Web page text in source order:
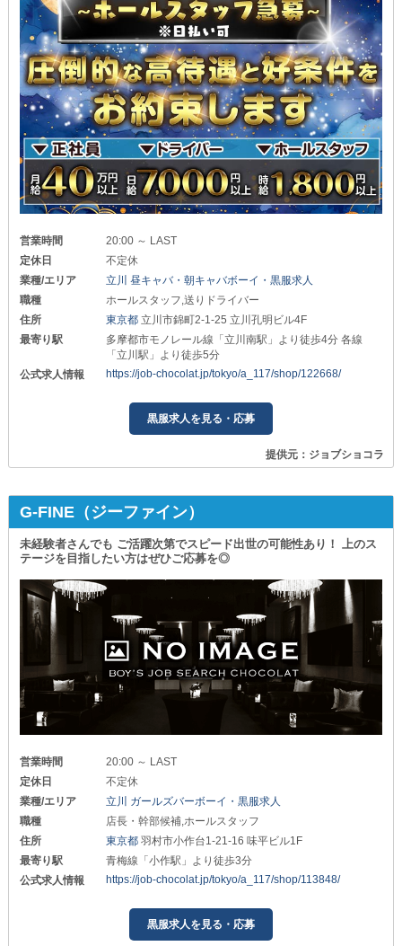
営業時間
20:00 ～ LAST
定休日
不定休
業種/エリア
立川 昼キャバ・朝キャバボーイ・黒服求人
職種
ホールスタッフ,送りドライバー
住所
東京都立川市錦町2-1-25 立川孔明ビル4F
最寄り駅
多摩都市モノレール線「立川南駅」より徒歩4分 各線
「立川駅」より徒歩5分
公式求人情報
https://job-chocolat.jp/tokyo/a_117/shop/122668/
黒服求人を見る・応募
提供元：ジョブショコラ
G-FINE（ジーファイン）
未経験者さんでも ご活躍次第でスピード出世の可能性あり！ 上のス
テージを目指したい方はぜひご応募を◎
営業時間
20:00 ～ LAST
定休日
不定休
業種/エリア
立川 ガールズバーボーイ・黒服求人
職種
店長・幹部候補,ホールスタッフ
住所
東京都羽村市小作台1-21-16 味平ビル1F
最寄り駅
青梅線「小作駅」より徒歩3分
公式求人情報
https://job-chocolat.jp/tokyo/a_117/shop/113848/
黒服求人を見る・応募